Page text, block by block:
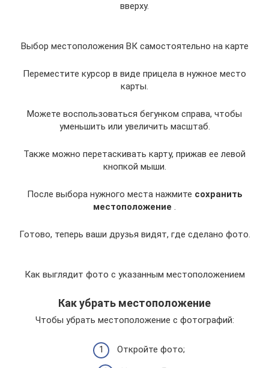
вверху.
Выбор местоположения ВК самостоятельно на карте
Переместите курсор в виде прицела в нужное место
карты.
Можете воспользоваться бегунком справа, чтобы
уменьшить или увеличить масштаб.
Также можно перетаскивать карту, прижав ее левой
кнопкой мыши.
После выбора нужного места нажмите сохранить
местоположение .
Готово, теперь ваши друзья видят, где сделано фото.
Как выглядит фото с указанным местоположением
Как убрать местоположение
Чтобы убрать местоположение с фотографий:
Откройте фото;